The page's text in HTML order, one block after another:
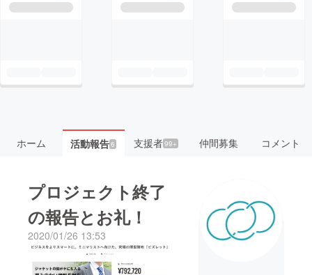
ホーム 活動報告6 支援者99+ 仲間募集 コメント
プロジェクト終了
の報告とお礼！
2020/01/26 13:53